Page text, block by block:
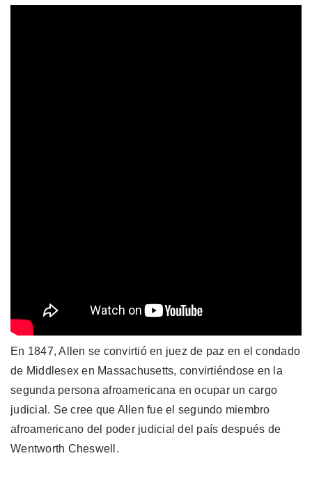
En 1847, Allen se convirtió en juez de paz en el condado
de Middlesex en Massachusetts, convirtiéndose en la
segunda persona afroamericana en ocupar un cargo
judicial. Se cree que Allen fue el segundo miembro
afroamericano del poder judicial del país después de
Wentworth Cheswell.